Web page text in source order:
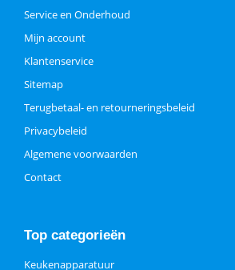
Service en Onderhoud
Mijn account
Klantenservice
Sitemap
Terugbetaal- en retourneringsbeleid
Privacybeleid
Algemene voorwaarden
Contact
Top categorieën
Keukenapparatuur